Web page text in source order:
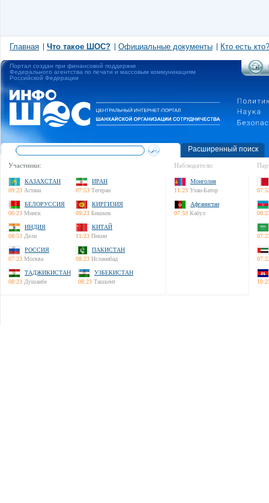
Главная Что такое ШОС? Официальные документы Кто есть кто?
Портал создан при финансовой поддержке
Федерального агентства по печати и массовым коммуникациям
Российской Федерации
Расширенный поиск
Участники:
КАЗАХСТАН
09:23 Астана
ИРАН
07:53 Тегеран
БЕЛОРУССИЯ
06:23 Минск
КИРГИЗИЯ
09:23 Бишкек
ИНДИЯ
08:53 Дели
КИТАЙ
11:23 Пекин
РОССИЯ
07:23 Москва
ПАКИСТАН
08:23 Исламабад
ТАДЖИКИСТАН
08:23 Душанбе
УЗБЕКИСТАН
08:23 Ташкент
Наблюдатели:
Монголия
11:23 Улан-Батор
Афганистан
07:53 Кабул